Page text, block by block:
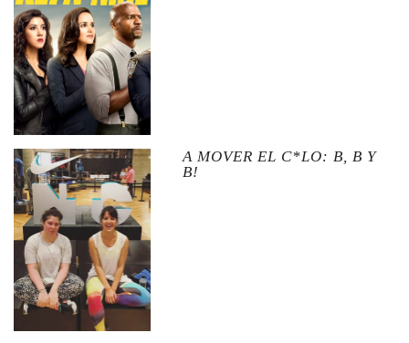
A MOVER EL C*LO: B, B Y
B!